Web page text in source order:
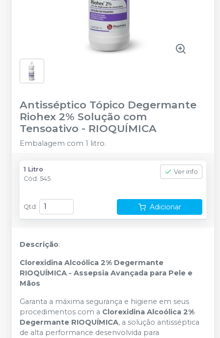
Antisséptico Tópico Degermante
Riohex 2% Solução com
Tensoativo - RIOQUÍMICA
Embalagem com 1 litro.
1 Litro
Cód. 545
Ver info
Qtd : Adicionar
Descrição:
Clorexidina Alcoólica 2% Degermante
RIOQUÍMICA - Assepsia Avançada para Pele e
Mãos
Garanta a máxima segurança e higiene em seus
procedimentos com a Clorexidina Alcoólica 2%
Degermante RIOQUÍMICA, a solução antisséptica
de alta performance desenvolvida para